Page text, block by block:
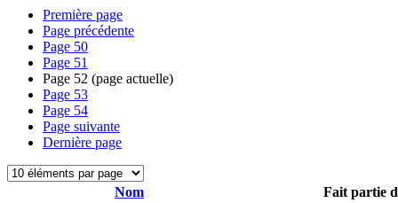
Première page
Page précédente
Page 50
Page 51
Page 52 (page actuelle)
Page 53
Page 54
Page suivante
Dernière page
Nom
Fait partie